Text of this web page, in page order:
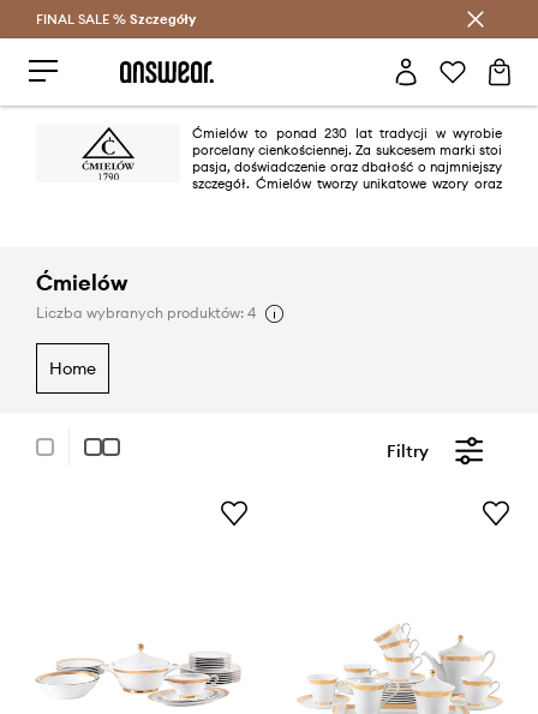
Oszczędzaj z Answear Club >
FINAL SALE % Szczegóły
Ćmielów to ponad 230 lat tradycji w wyrobie
porcelany cienkościennej. Za sukcesem marki stoi
pasja, doświadczenie oraz dbałość o najmniejszy
szczegół. Ćmielów tworzy unikatowe wzory oraz
Ćmielów
Liczba wybranych produktów: 4
home
Filtry